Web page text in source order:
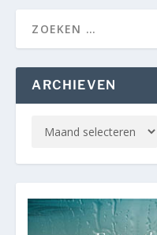
ARCHIEVEN